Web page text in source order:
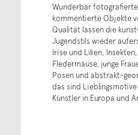
Wunderbar
kommentierte Objekte
Qualität lassen die
Jugendstils wieder
Irise und Lilien,
Fledermäuse, junge
Posen und abstrakt-
das sind
Künstler in Europa und